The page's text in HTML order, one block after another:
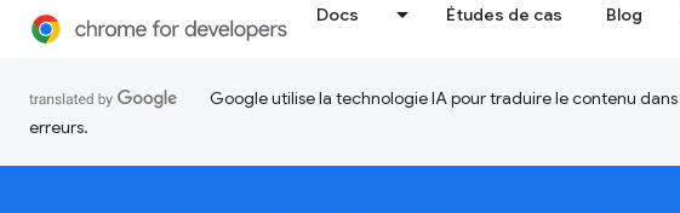
Docs Études de cas Blog
Google utilise la technologie IA pour traduire le contenu
erreurs.